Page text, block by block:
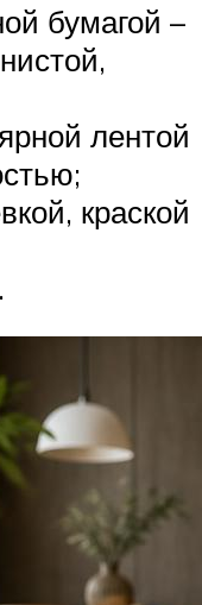
бумагой –
лентой
краской